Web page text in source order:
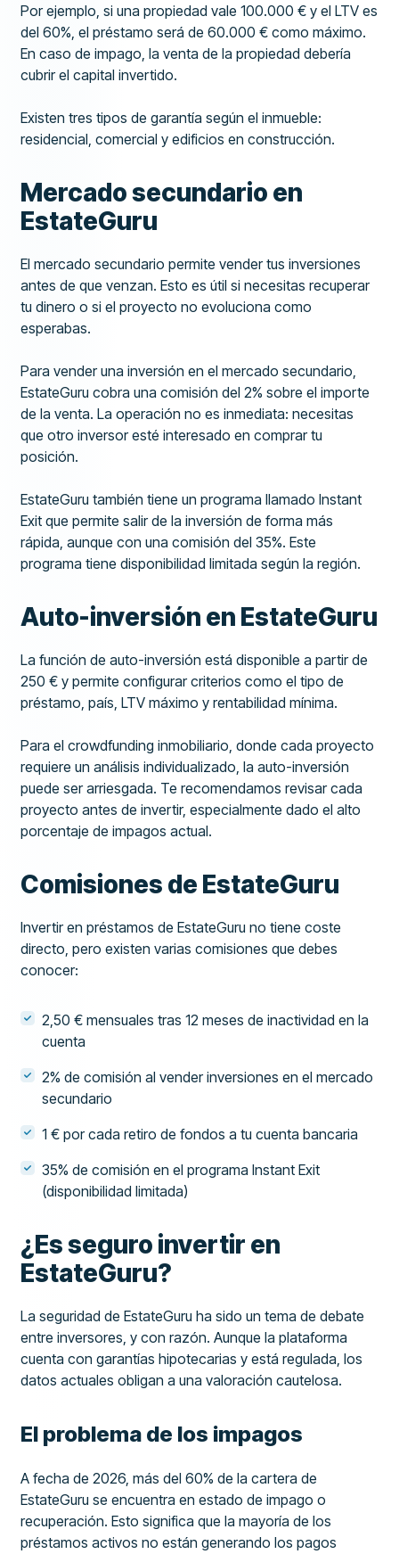
Por ejemplo, si una propiedad vale 100.000 € y el LTV es
del 60%, el préstamo será de 60.000 € como máximo.
En caso de impago, la venta de la propiedad debería
cubrir el capital invertido.
Existen tres tipos de garantía según el inmueble:
residencial, comercial y edificios en construcción.
Mercado secundario en
EstateGuru
El mercado secundario permite vender tus inversiones
antes de que venzan. Esto es útil si necesitas recuperar
tu dinero o si el proyecto no evoluciona como
esperabas.
Para vender una inversión en el mercado secundario,
EstateGuru cobra una comisión del 2% sobre el importe
de la venta. La operación no es inmediata: necesitas
que otro inversor esté interesado en comprar tu
posición.
EstateGuru también tiene un programa llamado Instant
Exit que permite salir de la inversión de forma más
rápida, aunque con una comisión del 35%. Este
programa tiene disponibilidad limitada según la región.
Auto-inversión en EstateGuru
La función de auto-inversión está disponible a partir de
250 € y permite configurar criterios como el tipo de
préstamo, país, LTV máximo y rentabilidad mínima.
Para el crowdfunding inmobiliario, donde cada proyecto
requiere un análisis individualizado, la auto-inversión
puede ser arriesgada. Te recomendamos revisar cada
proyecto antes de invertir, especialmente dado el alto
porcentaje de impagos actual.
Comisiones de EstateGuru
Invertir en préstamos de EstateGuru no tiene coste
directo, pero existen varias comisiones que debes
conocer:
2,50 € mensuales tras 12 meses de inactividad en la
cuenta
2% de comisión al vender inversiones en el mercado
secundario
1 € por cada retiro de fondos a tu cuenta bancaria
35% de comisión en el programa Instant Exit
(disponibilidad limitada)
¿Es seguro invertir en
EstateGuru?
La seguridad de EstateGuru ha sido un tema de debate
entre inversores, y con razón. Aunque la plataforma
cuenta con garantías hipotecarias y está regulada, los
datos actuales obligan a una valoración cautelosa.
El problema de los impagos
A fecha de 2026, más del 60% de la cartera de
EstateGuru se encuentra en estado de impago o
recuperación. Esto significa que la mayoría de los
préstamos activos no están generando los pagos